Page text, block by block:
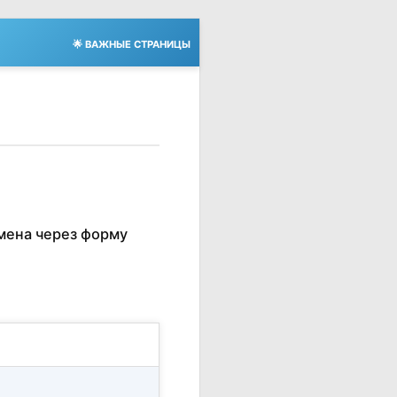
🌟 ВАЖНЫЕ СТРАНИЦЫ
через форму